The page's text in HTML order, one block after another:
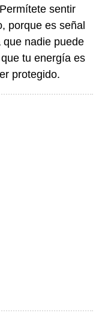
sentir
porque es señal
nadie puede
tu energía es
protegido.